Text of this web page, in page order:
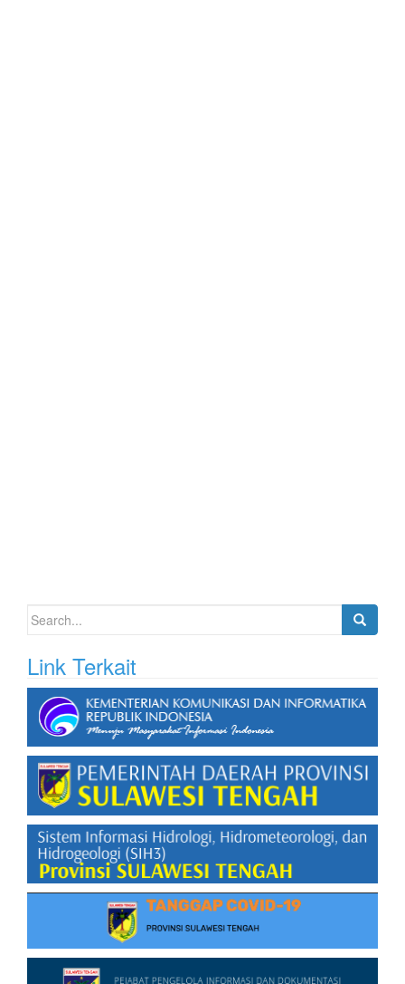
Search
Link Terkait